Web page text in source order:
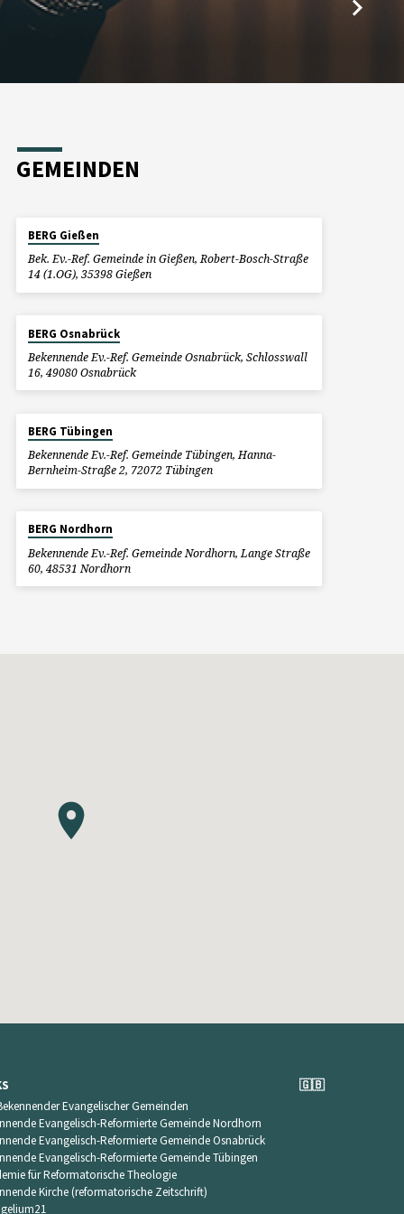
GEMEINDEN
BERG Gießen
Bek. Ev.-Ref. Gemeinde in Gießen, Robert-Bosch-Straße
14 (1.OG), 35398 Gießen
BERG Osnabrück
Bekennende Ev.-Ref. Gemeinde Osnabrück, Schlosswall
16, 49080 Osnabrück
BERG Tübingen
Bekennende Ev.-Ref. Gemeinde Tübingen, Hanna-
Bernheim-Straße 2, 72072 Tübingen
BERG Nordhorn
Bekennende Ev.-Ref. Gemeinde Nordhorn, Lange Straße
60, 48531 Nordhorn
Evangelischer Gemeinden
Evangelisch-Reformierte Gemeinde Nordhorn
Evangelisch-Reformierte Gemeinde Osnabrück
Evangelisch-Reformierte Gemeinde Tübingen
für Reformatorische Theologie
Kirche (reformatorische Zeitschrift)
🇬🇧